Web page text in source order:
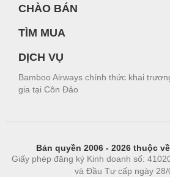
CHÀO BÁN
TÌM MUA
DỊCH VỤ
Bamboo Airways chính thức khai
gia tại Côn Đảo
Bản quyền 2006 - 2026 thuộc
Giấy phép đăng ký Kinh doanh số:
và Đầu Tư cấp ngày 28/